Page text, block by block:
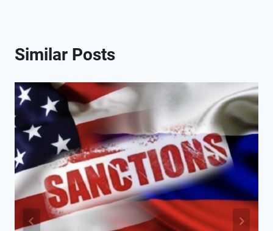
Similar Posts